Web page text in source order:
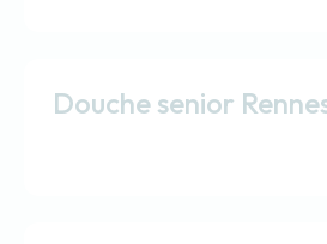
Douche senior